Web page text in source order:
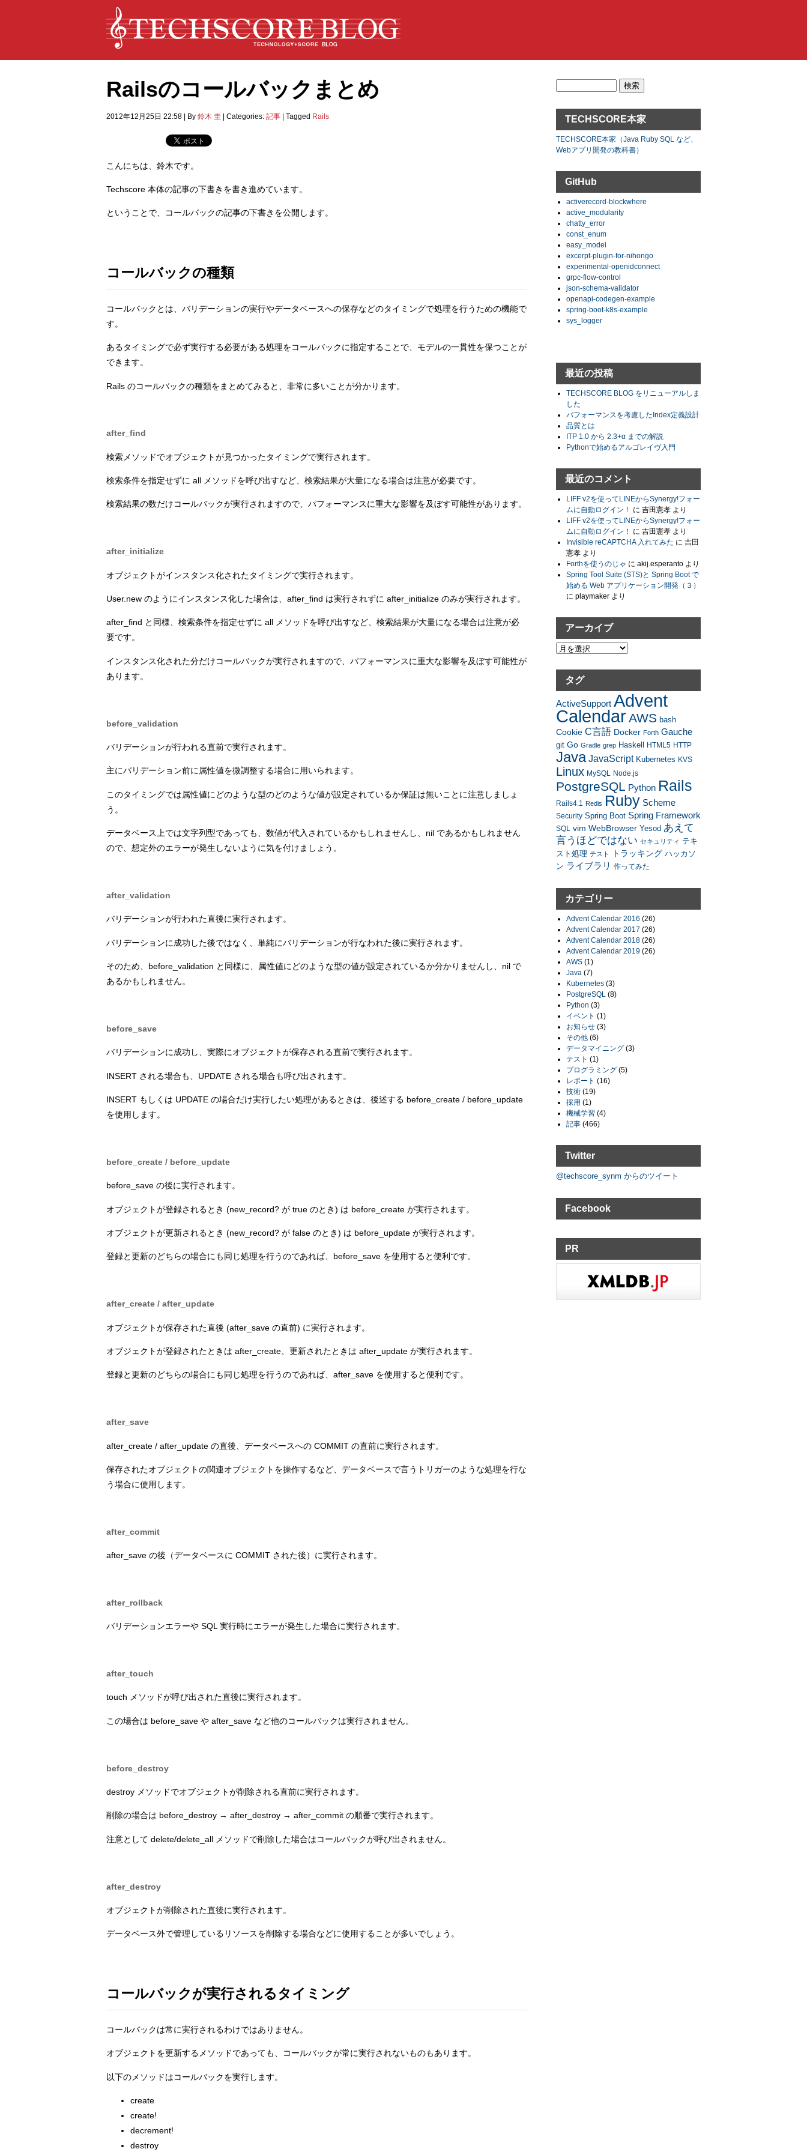
Railsのコールバックまとめ
2012年12月25日 22:58 By 鈴木 圭 Categories: 記事 Tagged Rails
こんにちは、鈴木です。
Techscore 本体の記事の下書きを書き進めています。
ということで、コールバックの記事の下書きを公開します。
コールバックの種類
コールバックとは、バリデーションの実行やデータベースへの保存などのタイミングで処理を行うための機能で
す。
あるタイミングで必ず実行する必要がある処理をコールバックに指定することで、モデルの一貫性を保つことが
できます。
Rails のコールバックの種類をまとめてみると、非常に多いことが分かります。
after_find
検索メソッドでオブジェクトが見つかったタイミングで実行されます。
検索条件を指定せずに all メソッドを呼び出すなど、検索結果が大量になる場合は注意が必要です。
検索結果の数だけコールバックが実行されますので、パフォーマンスに重大な影響を及ぼす可能性があります。
after_initialize
オブジェクトがインスタンス化されたタイミングで実行されます。
User.new のようにインスタンス化した場合は、after_find は実行されずに after_initialize のみが実行されます。
after_find と同様、検索条件を指定せずに all メソッドを呼び出すなど、検索結果が大量になる場合は注意が必
要です。
インスタンス化された分だけコールバックが実行されますので、パフォーマンスに重大な影響を及ぼす可能性が
あります。
before_validation
バリデーションが行われる直前で実行されます。
主にバリデーション前に属性値を微調整する場合に用いられます。
このタイミングでは属性値にどのような型のどのような値が設定されているか保証は無いことに注意しましょ
う。
データベース上では文字列型であっても、数値が代入されているかもしれませんし、nil であるかもしれません
ので、想定外のエラーが発生しないように気を付けましょう。
after_validation
バリデーションが行われた直後に実行されます。
バリデーションに成功した後ではなく、単純にバリデーションが行なわれた後に実行されます。
そのため、before_validation と同様に、属性値にどのような型の値が設定されているか分かりませんし、nil で
あるかもしれません。
before_save
バリデーションに成功し、実際にオブジェクトが保存される直前で実行されます。
INSERT される場合も、UPDATE される場合も呼び出されます。
INSERT もしくは UPDATE の場合だけ実行したい処理があるときは、後述する before_create / before_update
を使用します。
before_create / before_update
before_save の後に実行されます。
オブジェクトが登録されるとき (new_record? が true のとき) は before_create が実行されます。
オブジェクトが更新されるとき (new_record? が false のとき) は before_update が実行されます。
登録と更新のどちらの場合にも同じ処理を行うのであれば、before_save を使用すると便利です。
after_create / after_update
オブジェクトが保存された直後 (after_save の直前) に実行されます。
オブジェクトが登録されたときは after_create、更新されたときは after_update が実行されます。
登録と更新のどちらの場合にも同じ処理を行うのであれば、after_save を使用すると便利です。
after_save
after_create / after_update の直後、データベースへの COMMIT の直前に実行されます。
保存されたオブジェクトの関連オブジェクトを操作するなど、データベースで言うトリガーのような処理を行な
う場合に使用します。
after_commit
after_save の後（データベースに COMMIT された後）に実行されます。
after_rollback
バリデーションエラーや SQL 実行時にエラーが発生した場合に実行されます。
after_touch
touch メソッドが呼び出された直後に実行されます。
この場合は before_save や after_save など他のコールバックは実行されません。
before_destroy
destroy メソッドでオブジェクトが削除される直前に実行されます。
削除の場合は before_destroy → after_destroy → after_commit の順番で実行されます。
注意として delete/delete_all メソッドで削除した場合はコールバックが呼び出されません。
after_destroy
オブジェクトが削除された直後に実行されます。
データベース外で管理しているリソースを削除する場合などに使用することが多いでしょう。
コールバックが実行されるタイミング
コールバックは常に実行されるわけではありません。
オブジェクトを更新するメソッドであっても、コールバックが常に実行されないものもあります。
以下のメソッドはコールバックを実行します。
create
create!
decrement!
destroy
TECHSCORE本家
TECHSCORE本家（Java Ruby SQL など、
Webアプリ開発の教科書）
GitHub
activerecord-blockwhere
active_modularity
chatty_error
const_enum
easy_model
excerpt-plugin-for-nihongo
experimental-openidconnect
grpc-flow-control
json-schema-validator
openapi-codegen-example
spring-boot-k8s-example
sys_logger
最近の投稿
TECHSCORE BLOG をリニューアルしま
した
パフォーマンスを考慮したIndex定義設計
品質とは
ITP 1.0 から 2.3+α までの解説
Pythonで始めるアルゴレイヴ入門
最近のコメント
LIFF v2を使ってLINEからSynergy!フォー
ムに自動ログイン！
に吉田憲孝 より
LIFF v2を使ってLINEからSynergy!フォー
ムに自動ログイン！
に吉田憲孝 より
Invisible reCAPTCHA 入れてみた に吉田
憲孝 より
Forthを使うのじゃ にakij.esperanto より
Spring Tool Suite (STS)と Spring Boot で
始める Web アプリケーション開発（３）
にplaymaker より
アーカイブ
ア
カ
タグ
ActiveSupport Advent
CalendarAWS bash
Cookie C言語 Docker Forth Gauche
git Go Gradle grep Haskell HTML5 HTTP
Java JavaScript Kubernetes KVS
Linux MySQL Node.js
PostgreSQL Python Rails
Rails4.1 Redis Ruby Scheme
Security Spring Boot Spring Framework
SQL vim WebBrowser Yesod あえて
言うほどではない セキュリティ テキ
スト処理 テスト トラッキング ハッカソ
ン ライブラリ 作ってみた
カテゴリー
Advent Calendar 2016 (26)
Advent Calendar 2017 (26)
Advent Calendar 2018 (26)
Advent Calendar 2019 (26)
AWS (1)
Java (7)
Kubernetes (3)
PostgreSQL (8)
Python (3)
イベント (1)
お知らせ (3)
その他 (6)
データマイニング (3)
テスト (1)
プログラミング (5)
レポート (16)
技術 (19)
採用 (1)
機械学習 (4)
記事 (466)
Twitter
@techscore_synm からのツイート
Facebook
PR